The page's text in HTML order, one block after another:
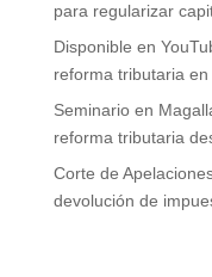
para regularizar
Disponible en
reforma tributaria
Seminario en
reforma tributaria
Corte de
devolución de